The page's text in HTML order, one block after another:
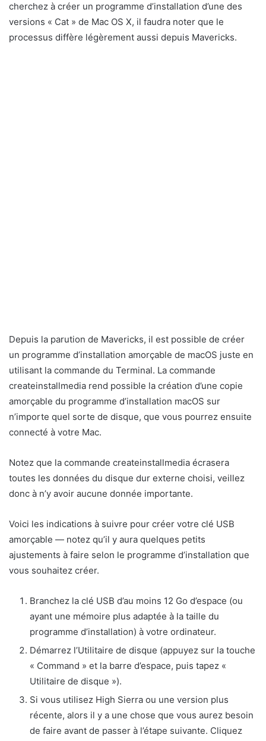
cherchez à créer un programme d’installation d’une des
versions « Cat » de Mac OS X, il faudra noter que le
processus diffère légèrement aussi depuis Mavericks.
Depuis la parution de Mavericks, il est possible de créer
un programme d’installation amorçable de macOS juste en
utilisant la commande du Terminal. La commande
createinstallmedia rend possible la création d’une copie
amorçable du programme d’installation macOS sur
n’importe quel sorte de disque, que vous pourrez ensuite
connecté à votre Mac.
Notez que la commande createinstallmedia écrasera
toutes les données du disque dur externe choisi, veillez
donc à n’y avoir aucune donnée importante.
Voici les indications à suivre pour créer votre clé USB
amorçable — notez qu’il y aura quelques petits
ajustements à faire selon le programme d’installation que
vous souhaitez créer.
Branchez la clé USB d’au moins 12 Go d’espace (ou
ayant une mémoire plus adaptée à la taille du
programme d’installation) à votre ordinateur.
Démarrez l’Utilitaire de disque (appuyez sur la touche
« Command » et la barre d’espace, puis tapez «
Utilitaire de disque »).
Si vous utilisez High Sierra ou une version plus
récente, alors il y a une chose que vous aurez besoin
de faire avant de passer à l’étape suivante. Cliquez